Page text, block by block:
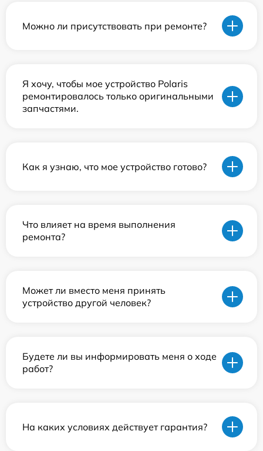
Можно ли присутствовать при ремонте?
Я хочу, чтобы мое устройство Polaris
ремонтировалось только оригинальными
запчастями.
Как я узнаю, что мое устройство готово?
Что влияет на время выполнения
ремонта?
Может ли вместо меня принять
устройство другой человек?
Будете ли вы информировать меня о ходе
работ?
На каких условиях действует гарантия?